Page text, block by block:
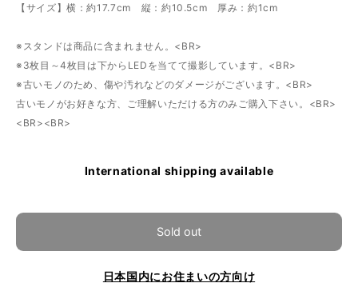
【サイズ】横：約17.7cm 縦：約10.5cm 厚み：約1cm
※スタンドは商品に含まれません。<BR>
※3枚目～4枚目は下からLEDを当てて撮影しています。<BR>
※古いモノのため、傷や汚れなどのダメージがございます。<BR>
古いモノがお好きな方、ご理解いただける方のみご購入下さい。<BR>
<BR><BR>
International shipping available
Sold out
日本国内にお住まいの方向け